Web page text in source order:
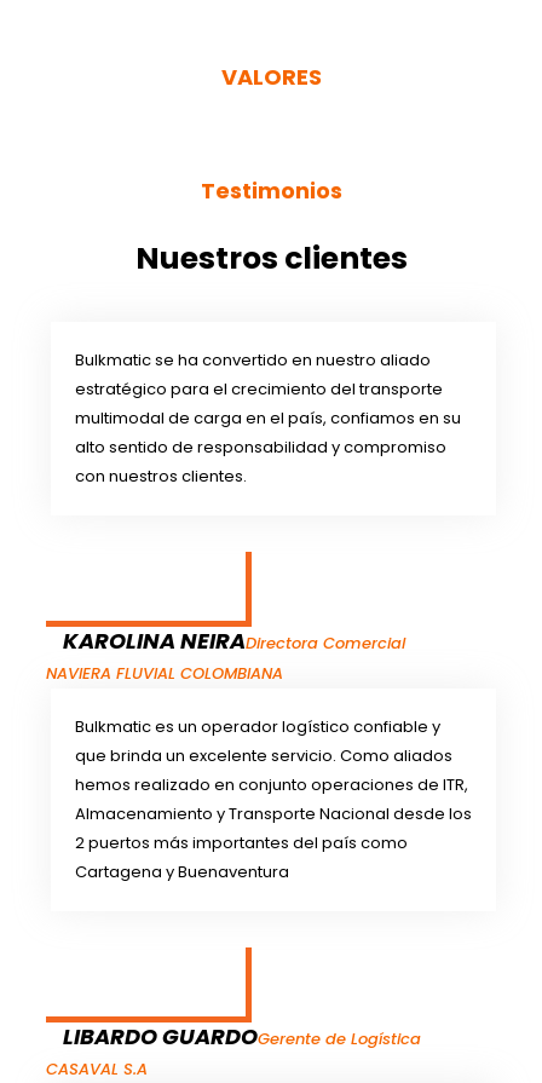
VALORES
Testimonios
Nuestros clientes
Bulkmatic se ha convertido en nuestro aliado
estratégico para el crecimiento del transporte
multimodal de carga en el país, confiamos en su
alto sentido de responsabilidad y compromiso
con nuestros clientes.
KAROLINA NEIRADirectora Comercial
NAVIERA FLUVIAL COLOMBIANA
Bulkmatic es un operador logístico confiable y
que brinda un excelente servicio. Como aliados
hemos realizado en conjunto operaciones de ITR,
Almacenamiento y Transporte Nacional desde los
2 puertos más importantes del país como
Cartagena y Buenaventura
LIBARDO GUARDOGerente de Logística
CASAVAL S.A